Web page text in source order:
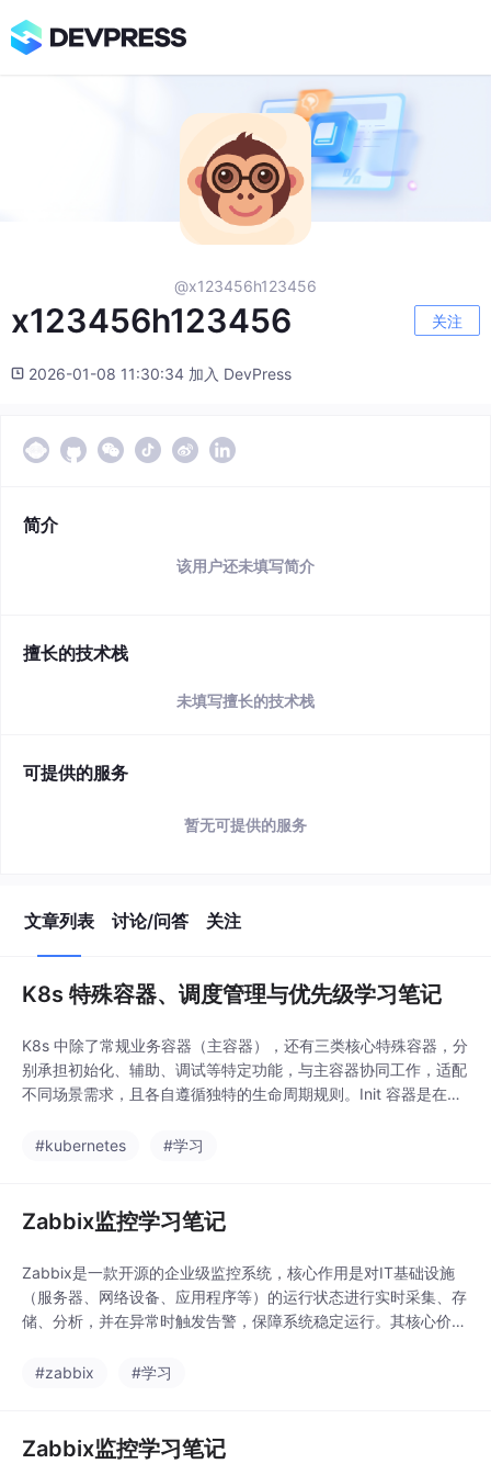
@x123456h123456
x123456h123456 关注
2026-01-08 11:30:34 加入 DevPress
简介
该用户还未填写简介
擅长的技术栈
未填写擅长的技术栈
可提供的服务
暂无可提供的服务
文章列表 讨论/问答 关注
K8s 特殊容器、调度管理与优先级学习笔记
K8s 中除了常规业务容器（主容器），还有三类核心特殊容器，分
别承担初始化、辅助、调试等特定功能，与主容器协同工作，适配
不同场景需求，且各自遵循独特的生命周期规则。Init 容器是在主
务，必须全部执行成功，主容器才会启动。若 Init 容器执行失败，
#kubernetes #学习
Zabbix监控学习笔记
Zabbix是一款开源的企业级监控系统，核心作用是对IT基础设施
（服务器、网络设备、应用程序等）的运行状态进行实时采集、存
储、分析，并在异常时触发告警，保障系统稳定运行。其核心价值
网公司首选的开源监控解决方案。核心特点：开源免费：基于GPL
#zabbix #学习
Zabbix监控学习笔记